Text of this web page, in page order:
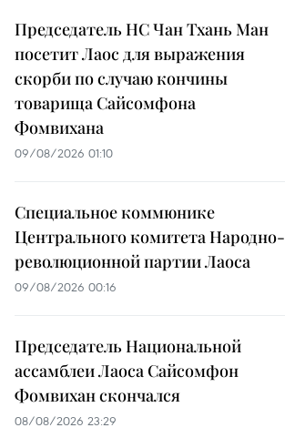
Председатель НС Чан Тхань Ман
посетит Лаос для выражения
скорби по случаю кончины
товарища Сайсомфона
Фомвихана
09/08/2026 01:10
Специальное коммюнике
Центрального комитета Народно-
революционной партии Лаоса
09/08/2026 00:16
Председатель Национальной
ассамблеи Лаоса Сайсомфон
Фомвихан скончался
08/08/2026 23:29